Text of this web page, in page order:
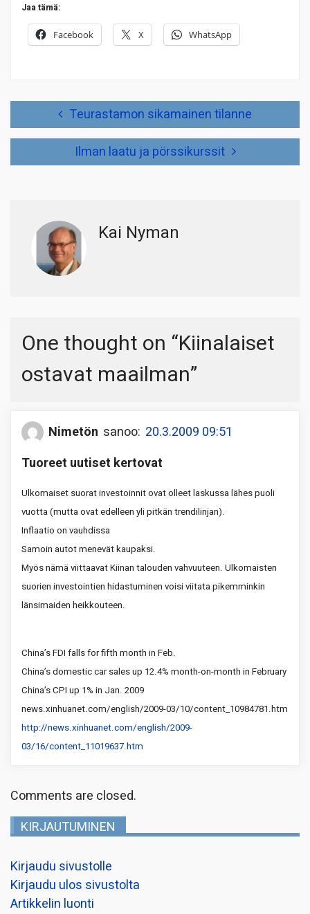
Jaa tämä:
Facebook X WhatsApp
Teurastamon sikamainen tilanne
Ilman laatu ja pörssikurssit
Kai Nyman
One thought on “Kiinalaiset
ostavat maailman”
Nimetön sanoo: 20.3.2009 09:51
Tuoreet uutiset kertovat
Ulkomaiset suorat investoinnit ovat olleet laskussa lähes puoli
vuotta (mutta ovat edelleen yli pitkän trendilinjan).
Inflaatio on vauhdissa
Samoin autot menevät kaupaksi.
Myös nämä viittaavat Kiinan talouden vahvuuteen. Ulkomaisten
suorien investointien hidastuminen voisi viitata pikemminkin
länsimaiden heikkouteen.
China’s FDI falls for fifth month in Feb.
China’s domestic car sales up 12.4% month-on-month in February
China’s CPI up 1% in Jan. 2009
news.xinhuanet.com/english/2009-03/10/content_10984781.htm
http://news.xinhuanet.com/english/2009-
03/16/content_11019637.htm
Comments are closed.
KIRJAUTUMINEN
Kirjaudu sivustolle
Kirjaudu ulos sivustolta
Artikkelin luonti